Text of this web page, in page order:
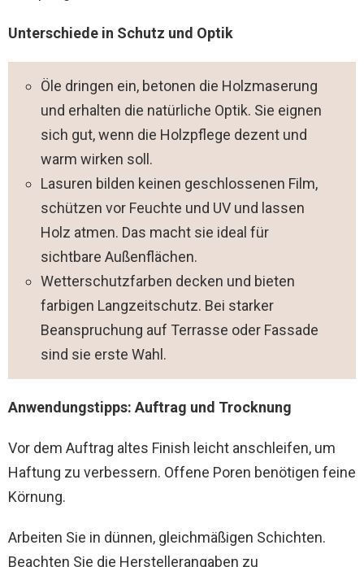
Unterschiede in Schutz und Optik
Öle dringen ein, betonen die Holzmaserung
und erhalten die natürliche Optik. Sie eignen
sich gut, wenn die Holzpflege dezent und
warm wirken soll.
Lasuren bilden keinen geschlossenen Film,
schützen vor Feuchte und UV und lassen
Holz atmen. Das macht sie ideal für
sichtbare Außenflächen.
Wetterschutzfarben decken und bieten
farbigen Langzeitschutz. Bei starker
Beanspruchung auf Terrasse oder Fassade
sind sie erste Wahl.
Anwendungstipps: Auftrag und Trocknung
Vor dem Auftrag altes Finish leicht anschleifen, um
Haftung zu verbessern. Offene Poren benötigen feine
Körnung.
Arbeiten Sie in dünnen, gleichmäßigen Schichten.
Beachten Sie die Herstellerangaben zu